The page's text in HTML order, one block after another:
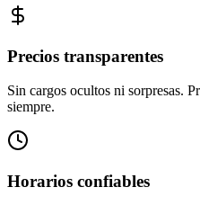
Precios transparentes
Sin cargos ocultos ni sorpresas.
siempre.
Horarios confiables